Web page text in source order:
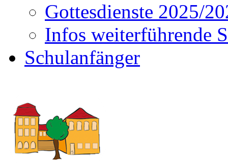
Gottesdienste 2025/
Infos weiterführende
Schulanfänger